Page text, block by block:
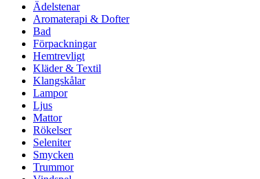
Ädelstenar
Aromaterapi & Dofter
Bad
Förpackningar
Hemtrevligt
Kläder & Textil
Klangskålar
Lampor
Ljus
Mattor
Rökelser
Seleniter
Smycken
Trummor